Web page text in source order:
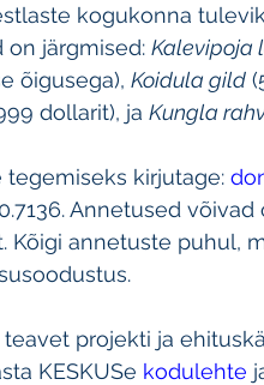
kogukonna
on järgmised: Kalevipoja
õigusega), Koidula gild
dollarit), ja Kungla
tegemiseks kirjutage:
Annetused
Kõigi annetuste puhul,
teavet projekti ja
KESKUSe kodulehte